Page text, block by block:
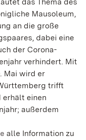
Mausoleum,
an die große
dabei eine
der Corona-
verhindert. Mit
Mai wird er
trifft
erhält einen
außerdem
alle Information zu